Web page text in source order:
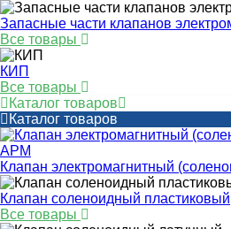
Запасные части клапанов
Все товары
КИП
Все товары
Каталог товаров
Каталог товаров
Клапан электромагнитный
Клапан соленоидный пластиковый
Все товары